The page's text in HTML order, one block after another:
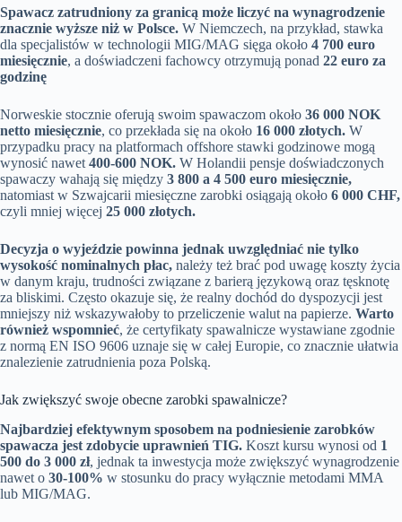
Spawacz zatrudniony za granicą może liczyć na wynagrodzenie
znacznie wyższe niż w Polsce. W Niemczech, na przykład, stawka
dla specjalistów w technologii MIG/MAG sięga około 4 700 euro
miesięcznie, a doświadczeni fachowcy otrzymują ponad 22 euro za
godzinę
Norweskie stocznie oferują swoim spawaczom około 36 000 NOK
netto miesięcznie, co przekłada się na około 16 000 złotych. W
przypadku pracy na platformach offshore stawki godzinowe mogą
wynosić nawet 400-600 NOK. W Holandii pensje doświadczonych
spawaczy wahają się między 3 800 a 4 500 euro miesięcznie,
natomiast w Szwajcarii miesięczne zarobki osiągają około 6 000 CHF,
czyli mniej więcej 25 000 złotych.
Decyzja o wyjeździe powinna jednak uwzględniać nie tylko
wysokość nominalnych płac, należy też brać pod uwagę koszty życia
w danym kraju, trudności związane z barierą językową oraz tęsknotę
za bliskimi. Często okazuje się, że realny dochód do dyspozycji jest
mniejszy niż wskazywałoby to przeliczenie walut na papierze. Warto
również wspomnieć, że certyfikaty spawalnicze wystawiane zgodnie
z normą EN ISO 9606 uznaje się w całej Europie, co znacznie ułatwia
znalezienie zatrudnienia poza Polską.
Jak zwiększyć swoje obecne zarobki spawalnicze?
Najbardziej efektywnym sposobem na podniesienie zarobków
spawacza jest zdobycie uprawnień TIG. Koszt kursu wynosi od 1
500 do 3 000 zł, jednak ta inwestycja może zwiększyć wynagrodzenie
nawet o 30-100% w stosunku do pracy wyłącznie metodami MMA
lub MIG/MAG.